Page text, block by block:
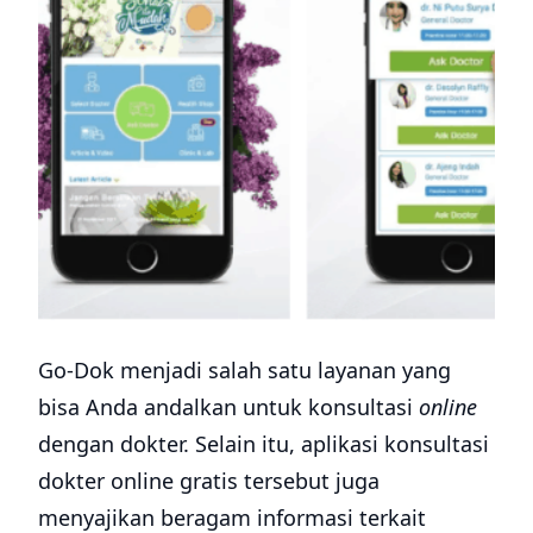
Go-Dok menjadi salah satu layanan yang
bisa Anda andalkan untuk konsultasi online
dengan dokter. Selain itu, aplikasi konsultasi
dokter online gratis tersebut juga
menyajikan beragam informasi terkait